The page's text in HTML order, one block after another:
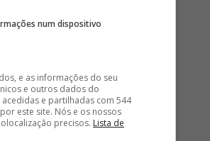
num dispositivo
e as informações do seu
e outros dados do
e partilhadas com 544
este site. Nós e os nossos
precisos. Lista de